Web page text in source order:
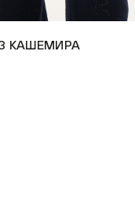
КАШЕМИРА